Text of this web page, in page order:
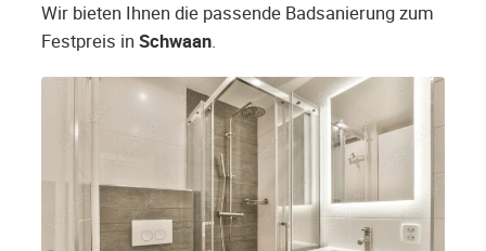
Wir bieten Ihnen die passende Badsanierung zum
Festpreis in Schwaan.